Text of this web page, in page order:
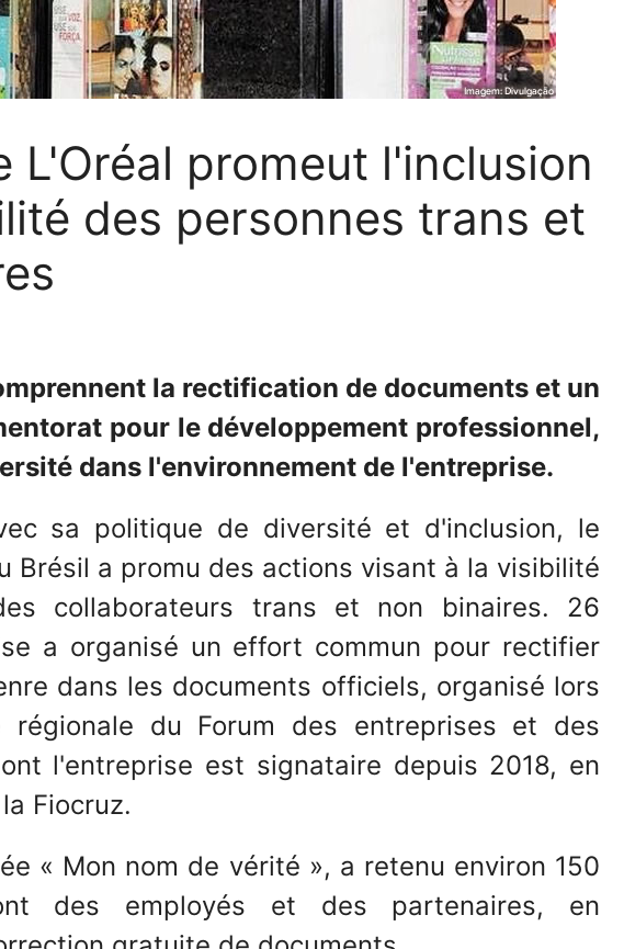
L'Oréal promeut l'inclusion
des personnes trans et
la rectification de documents et un
pour le développement professionnel,
dans l'environnement de l'entreprise.
sa politique de diversité et d'inclusion, le
Brésil a promu des actions visant à la visibilité
collaborateurs trans et non binaires. 26
a organisé un effort commun pour rectifier
dans les documents officiels, organisé lors
régionale du Forum des entreprises et des
l'entreprise est signataire depuis 2018, en
Fiocruz.
« Mon nom de vérité », a retenu environ 150
des employés et des partenaires, en